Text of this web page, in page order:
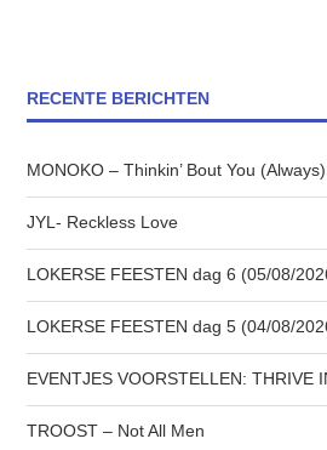
RECENTE BERICHTEN
MONOKO – Thinkin’ Bout You (Always)
JYL- Reckless Love
LOKERSE FEESTEN dag 6 (05/08/
LOKERSE FEESTEN dag 5 (04/08/
EVENTJES VOORSTELLEN: THRIVE
TROOST – Not All Men